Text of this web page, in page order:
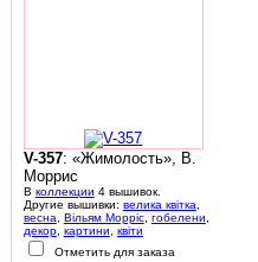
V-357: «Жимолость», В.
Моррис
В коллекции 4 вышивок.
Другие вышивки: велика квітка
весна
Вільям Морріс, гобелени
декор, картини
квіти
Отметить для заказа